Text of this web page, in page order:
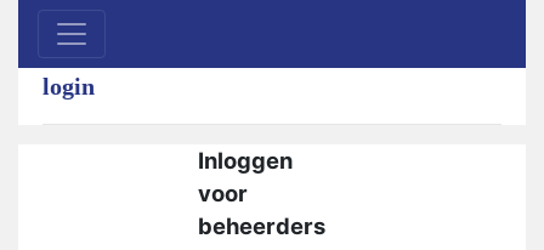
login
Inloggen
voor
beheerders